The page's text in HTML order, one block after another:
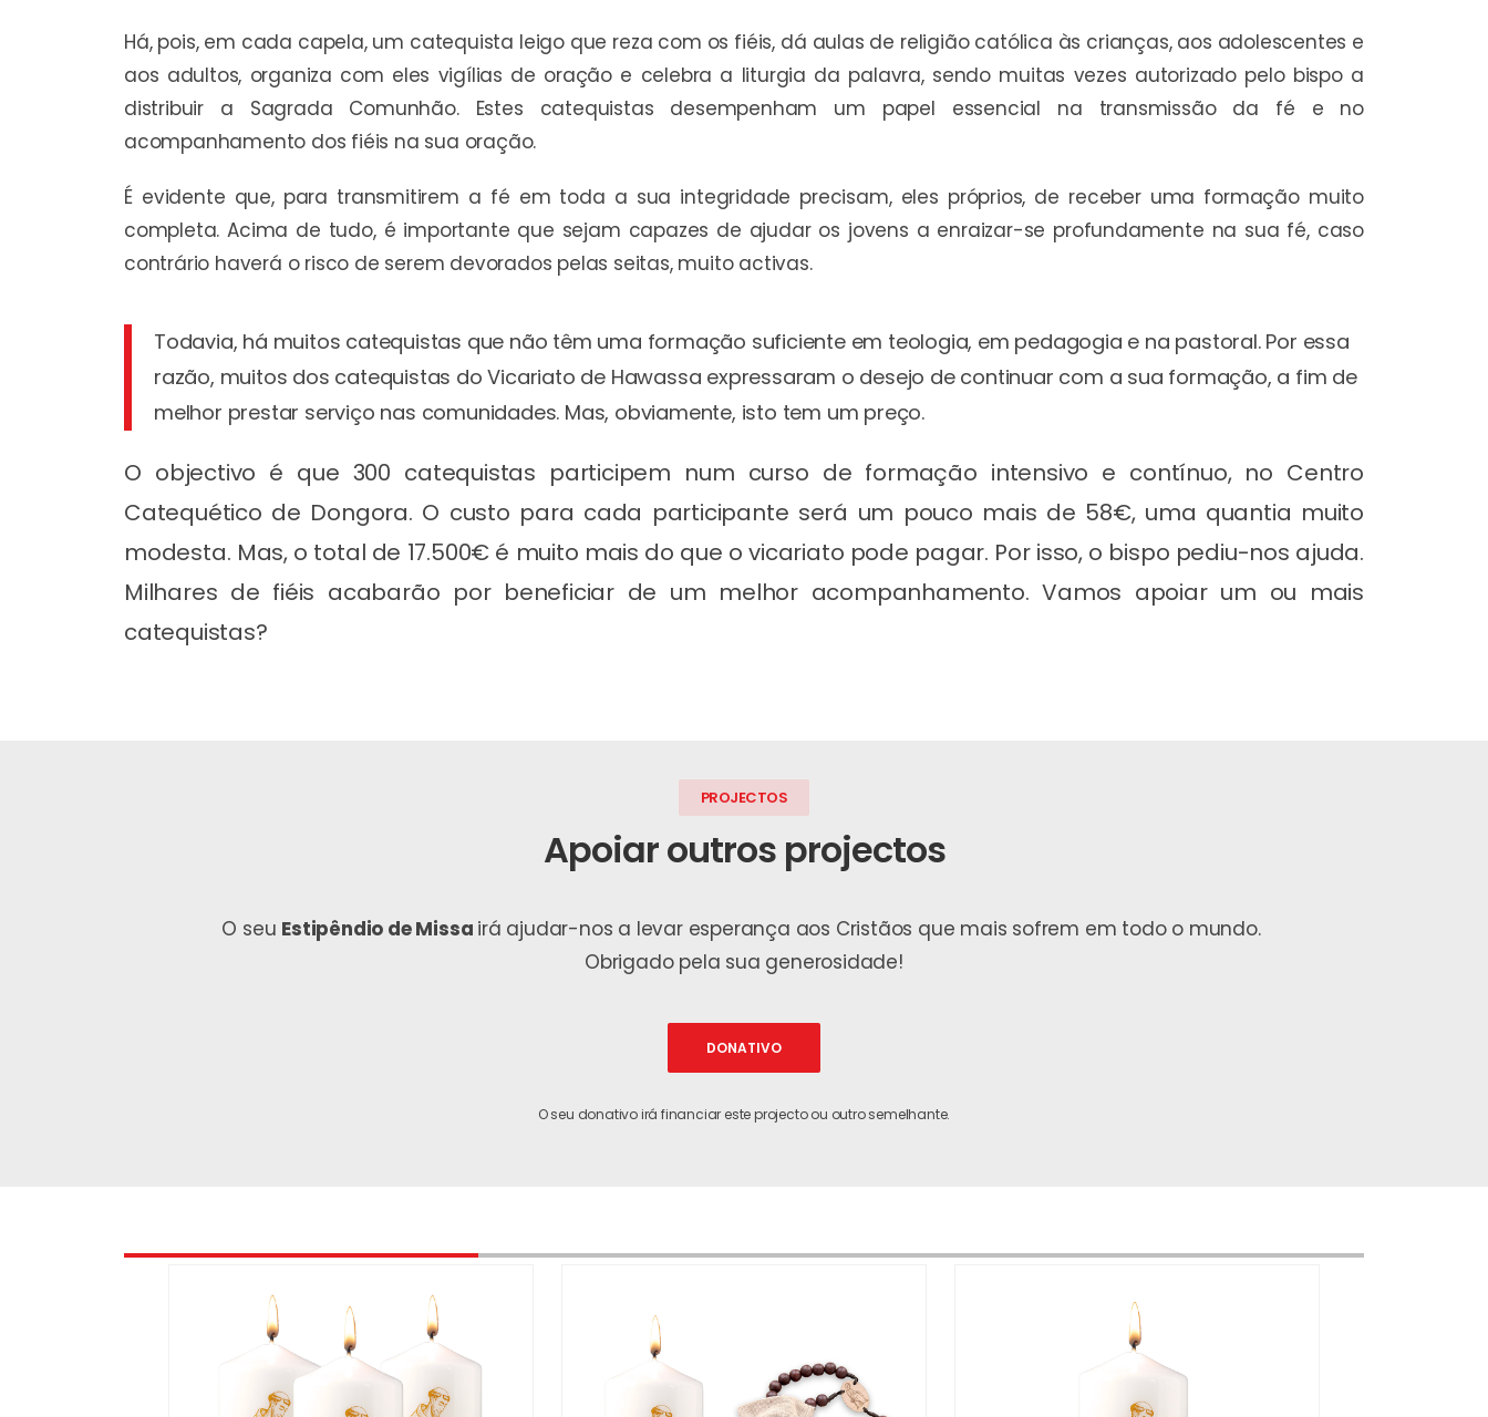
Há, pois, em cada capela, um catequista leigo que reza com os fiéis, dá aulas de religião católica às crianças, aos adolescentes e
aos adultos, organiza com eles vigílias de oração e celebra a liturgia da palavra, sendo muitas vezes autorizado pelo bispo a
distribuir a Sagrada Comunhão. Estes catequistas desempenham um papel essencial na transmissão da fé e no
acompanhamento dos fiéis na sua oração.
É evidente que, para transmitirem a fé em toda a sua integridade precisam, eles próprios, de receber uma formação muito
completa. Acima de tudo, é importante que sejam capazes de ajudar os jovens a enraizar-se profundamente na sua fé, caso
contrário haverá o risco de serem devorados pelas seitas, muito activas.
Todavia, há muitos catequistas que não têm uma formação suficiente em teologia, em pedagogia e na pastoral. Por essa
razão, muitos dos catequistas do Vicariato de Hawassa expressaram o desejo de continuar com a sua formação, a fim de
melhor prestar serviço nas comunidades. Mas, obviamente, isto tem um preço.
O objectivo é que 300 catequistas participem num curso de formação intensivo e contínuo, no Centro
Catequético de Dongora. O custo para cada participante será um pouco mais de 58€, uma quantia muito
modesta. Mas, o total de 17.500€ é muito mais do que o vicariato pode pagar. Por isso, o bispo pediu-nos ajuda.
Milhares de fiéis acabarão por beneficiar de um melhor acompanhamento. Vamos apoiar um ou mais
catequistas?
PROJECTOS
Apoiar outros projectos
O seu Estipêndio de Missa irá ajudar-nos a levar esperança aos Cristãos que mais sofrem em todo o mundo.
Obrigado pela sua generosidade!
DONATIVO
O seu donativo irá financiar este projecto ou outro semelhante.